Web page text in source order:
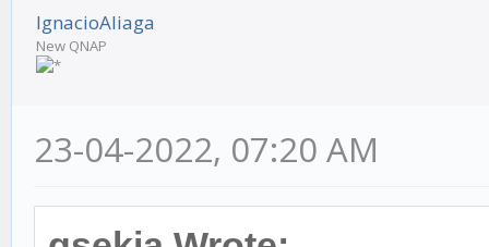
IgnacioAliaga
New QNAP
23-04-2022, 07:20 AM